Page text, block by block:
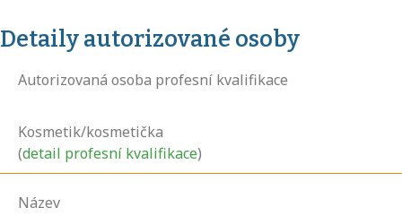
Detaily autorizované osoby
Autorizovaná osoba profesní kvalifikace
Kosmetik/kosmetička
(detail profesní kvalifikace)
Název